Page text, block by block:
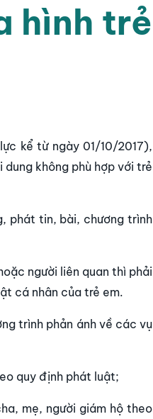
hình trẻ
kể từ ngày 01/10/2017),
không phù hợp với trẻ
phát tin, bài, chương trình
người liên quan thì phải
cá nhân của trẻ em.
trình phản ánh về các vụ
quy định phát luật;
mẹ, người giám hộ theo